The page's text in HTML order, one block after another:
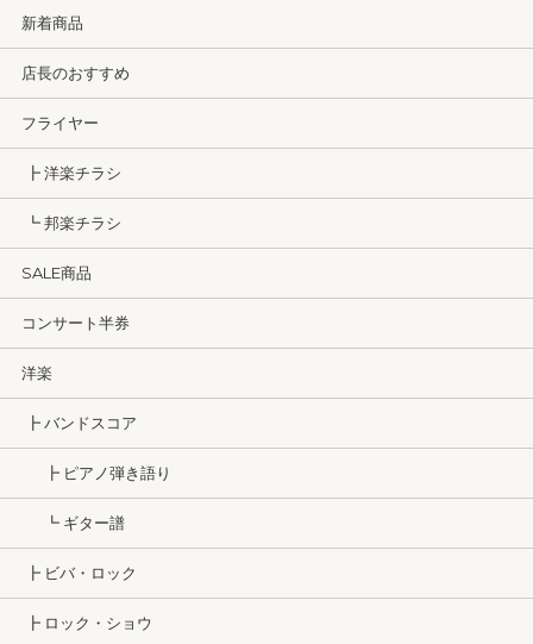
新着商品
店長のおすすめ
フライヤー
┣ 洋楽チラシ
┗ 邦楽チラシ
SALE商品
コンサート半券
洋楽
┣ バンドスコア
┣ ピアノ弾き語り
┗ ギター譜
┣ ビバ・ロック
┣ ロック・ショウ